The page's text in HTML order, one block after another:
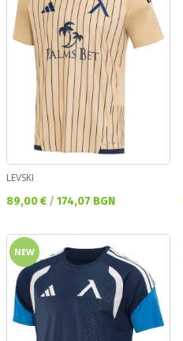
LEVSKI
Текуща цена:
89,00 € / 174,07 BGN
NEW